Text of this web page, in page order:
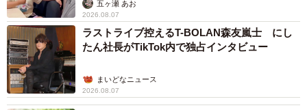
五ヶ瀬 あお
2026.08.07
ラストライブ控えるT-BOLAN森友嵐士 にし
たん社長がTikTok内で独占インタビュー
まいどなニュース
2026.08.07